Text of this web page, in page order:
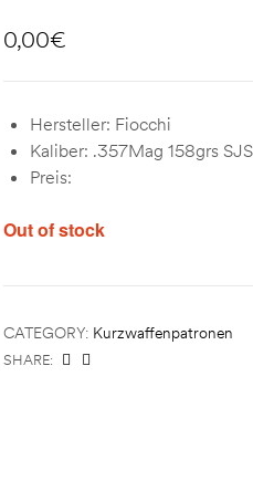
0,00€
Hersteller: Fiocchi
Kaliber: .357Mag 158grs
Preis:
Out of stock
CATEGORY: Kurzwaffenpatronen
SHARE: